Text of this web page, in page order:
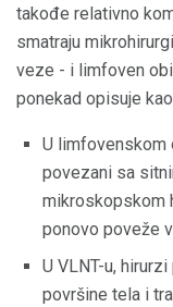
takođe relativno
smatraju
veze - i limfoven
ponekad opisuje
U limfovenskom
povezani sa
mikroskopskom
ponovo poveže
U VLNT-u,
površine tela i